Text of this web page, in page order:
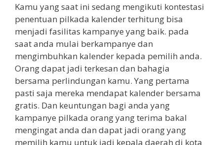
Kamu yang saat ini sedang mengikuti kontestasi
penentuan pilkada kalender terhitung bisa
menjadi fasilitas kampanye yang baik. pada
saat anda mulai berkampanye dan
mengimbuhkan kalender kepada pemilih anda.
Orang dapat jadi terkesan dan bahagia
bersama perlindungan kamu. Yang pertama
pasti saja mereka mendapat kalender bersama
gratis. Dan keuntungan bagi anda yang
kampanye pilkada orang yang terima bakal
mengingat anda dan dapat jadi orang yang
memilih kamu untuk jadi kepala daerah di kota